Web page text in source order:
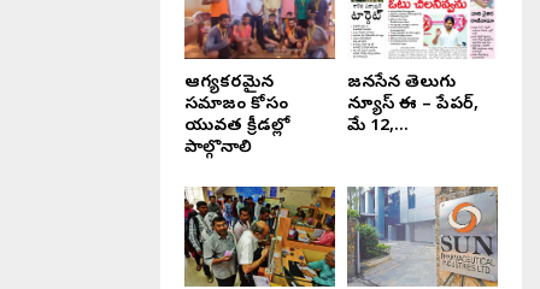
ఆరోగ్యకరమైన
సమాజం కోసం
యువత క్రీడల్లో
పాల్గొనాలి
జనసేన తెలుగు
న్యూస్ ఈ – పేపర్,
మే 12,...